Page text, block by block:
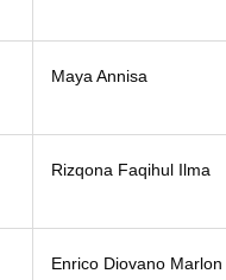
Maya Annisa
Rizqona Faqihul Ilma
Enrico Diovano Marlon